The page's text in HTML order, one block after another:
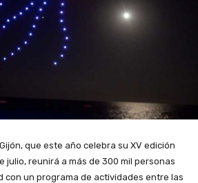
que este año celebra su XV edición
julio, reunirá a más de 300 mil personas
con un programa de actividades entre las